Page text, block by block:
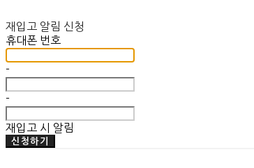
재입고 알림 신청
휴대폰 번호
-
-
재입고 시 알림
신청하기